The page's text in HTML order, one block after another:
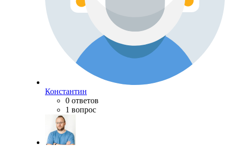
Константин
0 ответов
1 вопрос